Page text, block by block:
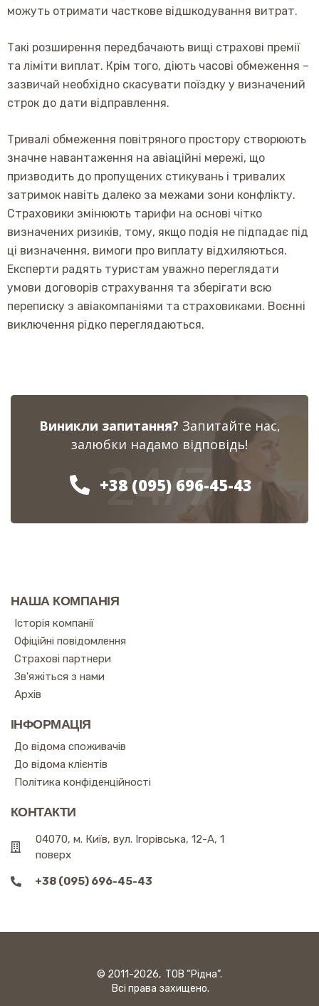
можуть отримати часткове відшкодування витрат.
Такі розширення передбачають вищі страхові премії
та ліміти виплат. Крім того, діють часові обмеження –
зазвичай необхідно скасувати поїздку у визначений
строк до дати відправлення.
Тривалі обмеження повітряного простору створюють
значне навантаження на авіаційні мережі, що
призводить до пропущених стикувань і тривалих
затримок навіть далеко за межами зони конфлікту.
Страховики змінюють тарифи на основі чітко
визначених ризиків, тому, якщо подія не підпадає під
ці визначення, вимоги про виплату відхиляються.
Експерти радять туристам уважно переглядати
умови договорів страхування та зберігати всю
переписку з авіакомпаніями та страховиками. Воєнні
виключення рідко переглядаються.
Виникли запитання? Запитайте нас,
залюбки надамо відповідь!
+38 (095) 696-45-43
24/7
НАША КОМПАНІЯ
Історія компанії
Офіційні повідомлення
Страхові партнери
Зв'яжіться з нами
Архів
ІНФОРМАЦІЯ
До відома споживачів
До відома клієнтів
Політика конфіденційності
КОНТАКТИ
04070, м. Київ, вул. Ігорівська, 12-А, 1
поверх
+38 (095) 696-45-43
© 2011-2026, ТОВ “Рідна”.
Всі права захищено.